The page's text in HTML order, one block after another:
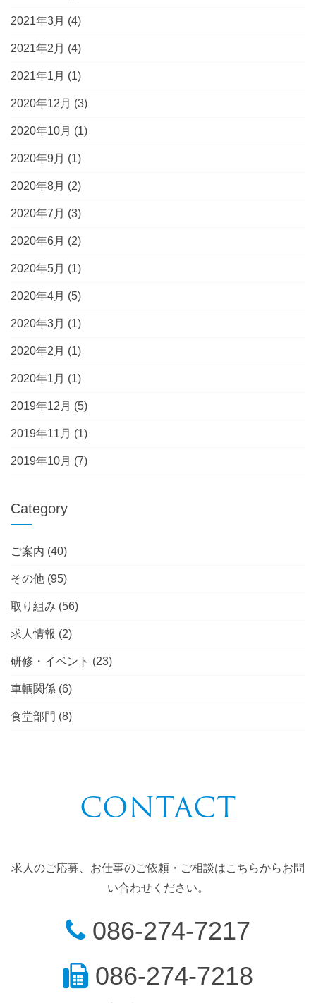
2021年3月 (4)
2021年2月 (4)
2021年1月 (1)
2020年12月 (3)
2020年10月 (1)
2020年9月 (1)
2020年8月 (2)
2020年7月 (3)
2020年6月 (2)
2020年5月 (1)
2020年4月 (5)
2020年3月 (1)
2020年2月 (1)
2020年1月 (1)
2019年12月 (5)
2019年11月 (1)
2019年10月 (7)
Category
ご案内 (40)
その他 (95)
取り組み (56)
求人情報 (2)
研修・イベント (23)
車輌関係 (6)
食堂部門 (8)
CONTACT
求人のご応募、お仕事のご依頼・ご相談はこちらからお問
い合わせください。
086-274-7217
086-274-7218